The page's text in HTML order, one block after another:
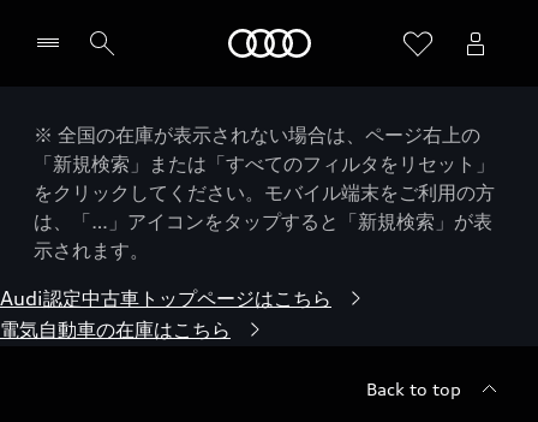
※ 全国の在庫が表示されない場合は、ページ右上の
「新規検索」または「すべてのフィルタをリセット」
をクリックしてください。モバイル端末をご利用の方
は、「…」アイコンをタップすると「新規検索」が表
示されます。
Audi認定中古車トップページはこちら
電気自動車の在庫はこちら
Back to top